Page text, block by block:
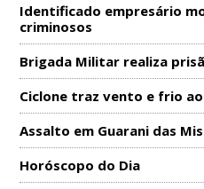
Identificado empresário
criminosos
Brigada Militar realiza
Ciclone traz vento e frio
Assalto em Guarani das
Horóscopo do Dia